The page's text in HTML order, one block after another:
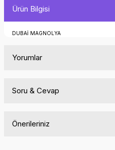
Ürün Bilgisi
DUBAİ MAGNOLYA
Yorumlar
Soru & Cevap
Önerileriniz